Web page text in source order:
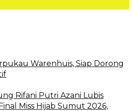
Warenhuis, Siap Dorong
Rifani Putri Azani Lubis
Miss Hijab Sumut 2026,